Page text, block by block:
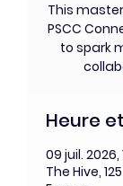
This
PSCC
to spark
Heure
09 juil. 2026,
The Hive,